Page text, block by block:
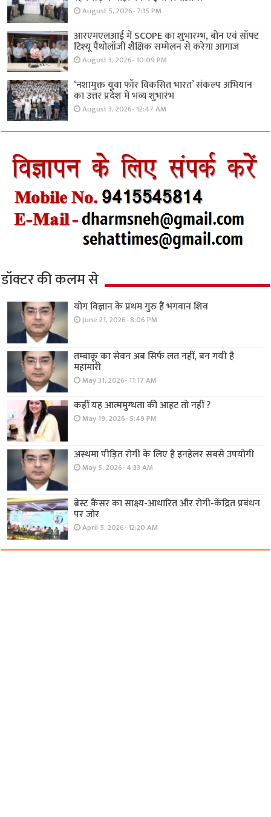
August 5, 2026- 7:15 PM
आरएमएलआई में SCOPE का शुभारम्भ, बोन एवं सॉफ्ट
टिश्यू पैथोलॉजी शैक्षिक सम्मेलन से करेगा आगाज
August 3, 2026- 10:09 PM
‘नशामुक्त युवा फॉर विकसित भारत’ संकल्प अभियान
का उत्तर प्रदेश में भव्य शुभारंभ
August 3, 2026- 12:47 AM
डॉक्टर की कलम से
योग विज्ञान के प्रथम गुरु हैं भगवान शिव
June 21, 2026- 8:06 PM
तम्बाकू का सेवन अब सिर्फ लत नहीं, बन गयी है
महामारी
May 31, 2026- 11:17 AM
कहीं यह आत्ममुग्धता की आहट तो नहीं ?
May 19, 2026- 5:49 PM
अस्थमा पीड़ित रोगी के लिए है इनहेलर सबसे उपयोगी
May 5, 2026- 4:33 AM
ब्रेस्ट कैंसर का साक्ष्य-आधारित और रोगी-केंद्रित प्रबंधन
पर जोर
April 5, 2026- 12:20 AM